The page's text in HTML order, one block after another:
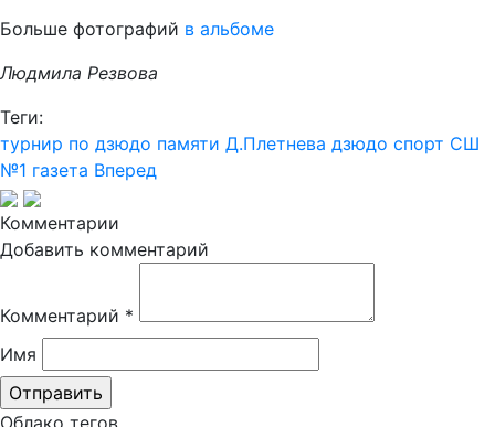
Больше фотографий в альбоме
Людмила Резвова
Теги:
турнир по дзюдо памяти Д.Плетнева дзюдо спорт СШ
№1 газета Вперед
Комментарии
Добавить комментарий
Комментарий *
Имя